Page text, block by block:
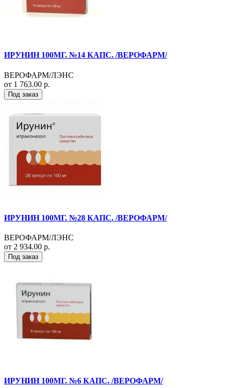
ИРУНИН 100МГ. №14 КАПС. /ВЕРОФАРМ/
ВЕРОФАРМ/ЛЭНС
от 1 763.00 р.
Под заказ
ИРУНИН 100МГ. №28 КАПС. /ВЕРОФАРМ/
ВЕРОФАРМ/ЛЭНС
от 2 934.00 р.
Под заказ
ИРУНИН 100МГ. №6 КАПС. /ВЕРОФАРМ/